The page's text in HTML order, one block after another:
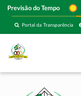
Previsão do Tempo
Portal da Transparência